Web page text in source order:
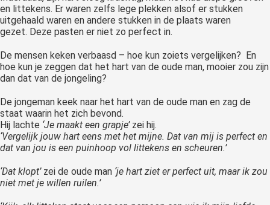
en littekens. Er waren zelfs lege plekken alsof er stukken
uitgehaald waren en andere stukken in de plaats waren
gezet. Deze pasten er niet zo perfect in.
De mensen keken verbaasd – hoe kun zoiets vergelijken? En
hoe kun je zeggen dat het hart van de oude man, mooier zou zijn
dan dat van de jongeling?
De jongeman keek naar het hart van de oude man en zag de
staat waarin het zich bevond.
Hij lachte ‘Je maakt een grapje’ zei hij.
‘Vergelijk jouw hart eens met het mijne. Dat van mij is perfect en
dat van jou is een puinhoop vol littekens en scheuren.’
‘Dat klopt’zei de oude man ‘je hart ziet er perfect uit, maar ik zou
niet met je willen ruilen.’